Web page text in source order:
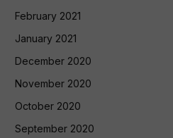
February 2021
January 2021
December 2020
November 2020
October 2020
September 2020